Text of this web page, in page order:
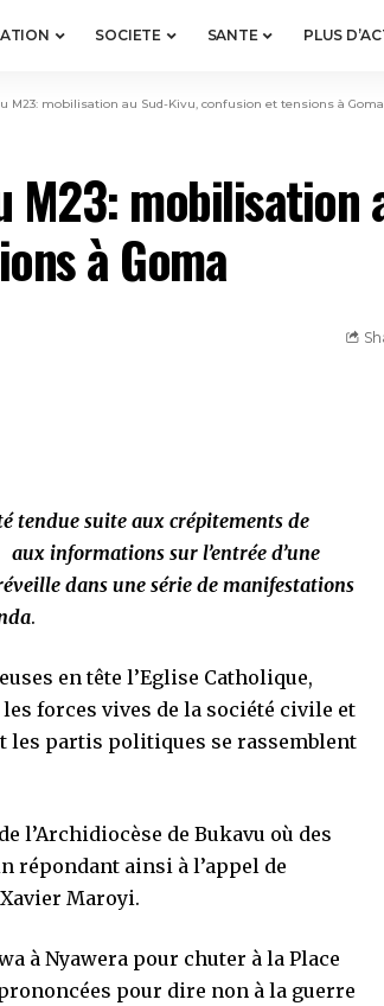
SOCIETE SANTE PLUS
M23: mobilisation au Sud-Kivu, confusion et tensions à Goma
M23: mobilisation
à Goma
tendue suite aux crépitements de
informations sur l’entrée d’une
dans une série de manifestations
.
en tête l’Eglise Catholique,
forces vives de la société civile et
les partis politiques se rassemblent
l’Archidiocèse de Bukavu où des
répondant ainsi à l’appel de
Maroyi.
à Nyawera pour chuter à la Place
pour dire non à la guerre